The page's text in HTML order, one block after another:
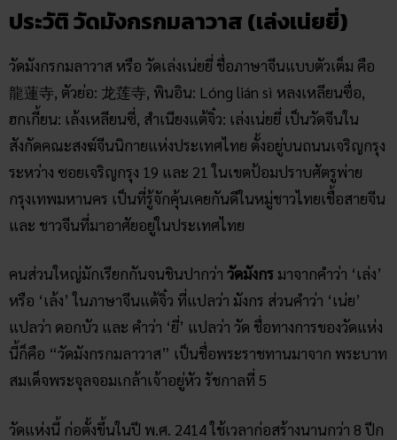
ประวัติ วัดมังกร​กมลาวาส (เล่งเน่ยยี่)
วัดมังกรกมลาวาส หรือ วัดเล่งเน่ยยี่ ชื่อภาษาจีนแบบตัวเต็ม คือ
龍蓮寺, ตัวย่อ: 龙莲寺, พินอิน: Lóng lián sì หลงเหลียนซื่อ,
ฮกเกี้ยน: เล้งเหลียนซี่, สำเนียงแต้จิ๋ว: เล่งเน่ยยี่ เป็นวัดจีนใน
สังกัดคณะสงฆ์จีนนิกายแห่งประเทศไทย ตั้งอยู่บนถนนเจริญกรุง
ระหว่าง ซอยเจริญกรุง 19 และ 21 ในเขตป้อมปราบศัตรูพ่าย
กรุงเทพมหานคร เป็นที่รู้จักคุ้นเคยกันดีในหมู่ชาวไทยเชื้อสายจีน
และ ชาวจีนที่มาอาศัยอยู่ในประเทศไทย
คนส่วนใหญ่มักเรียกกันจนชินปากว่า วัดมังกร มาจากคำว่า ‘เล่ง’
หรือ ‘เล้ง’ ในภาษาจีนแต้จิ๋ว ที่แปลว่า มังกร ส่วนคำว่า ‘เน่ย’
แปลว่า ดอกบัว และ คำว่า ‘ยี่’ แปลว่า วัด ชื่อทางการของวัดแห่ง
นี้ก็คือ “วัดมังกรกมลาวาส” เป็นชื่อพระราชทานมาจาก พระบาท
สมเด็จพระจุลจอมเกล้าเจ้าอยู่หัว รัชกาลที่ 5
วัดแห่งนี้ ก่อตั้งขึ้นในปี พ.ศ. 2414 ใช้เวลาก่อสร้างนานกว่า 8 ปีก